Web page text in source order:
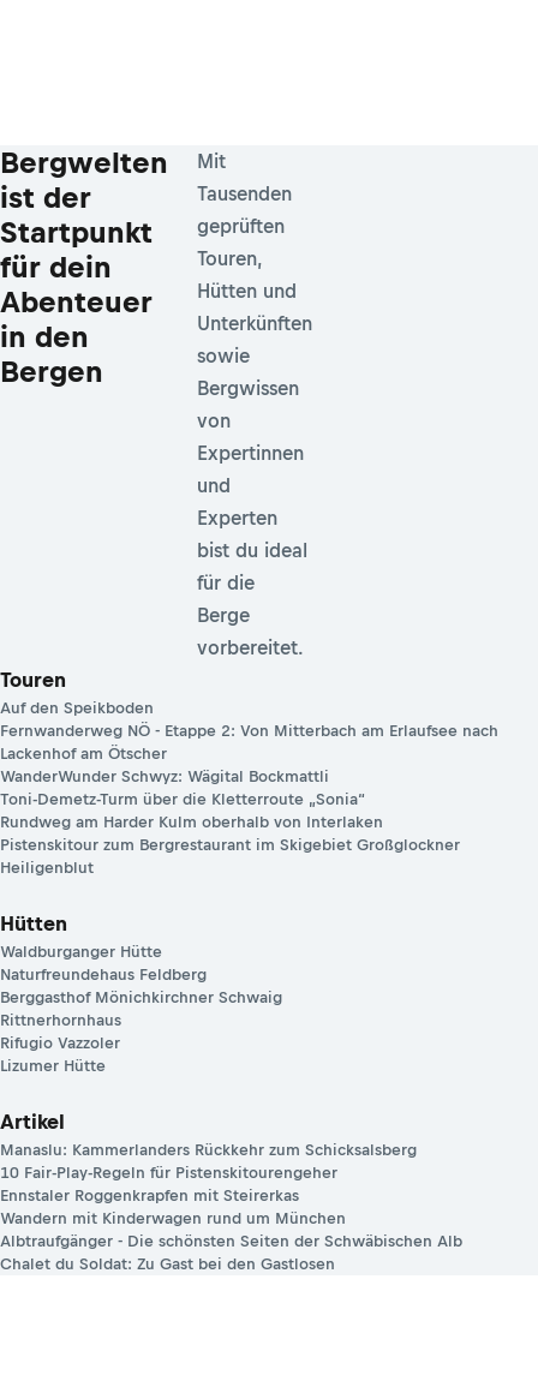
Bergwelten
ist der
Startpunkt
für dein
Abenteuer
in den
Bergen
Mit
Tausenden
geprüften
Touren,
Hütten und
Unterkünften
sowie
Bergwissen
von
Expertinnen
und
Experten
bist du ideal
für die
Berge
vorbereitet.
Touren
Auf den Speikboden
Fernwanderweg NÖ - Etappe 2: Von Mitterbach am Erlaufsee nach
Lackenhof am Ötscher
WanderWunder Schwyz: Wägital Bockmattli
Toni-Demetz-Turm über die Kletterroute „Sonia“
Rundweg am Harder Kulm oberhalb von Interlaken
Pistenskitour zum Bergrestaurant im Skigebiet Großglockner
Heiligenblut
Hütten
Waldburganger Hütte
Naturfreundehaus Feldberg
Berggasthof Mönichkirchner Schwaig
Rittnerhornhaus
Rifugio Vazzoler
Lizumer Hütte
Artikel
Manaslu: Kammerlanders Rückkehr zum Schicksalsberg
10 Fair-Play-Regeln für Pistenskitourengeher
Ennstaler Roggenkrapfen mit Steirerkas
Wandern mit Kinderwagen rund um München
Albtraufgänger - Die schönsten Seiten der Schwäbischen Alb
Chalet du Soldat: Zu Gast bei den Gastlosen